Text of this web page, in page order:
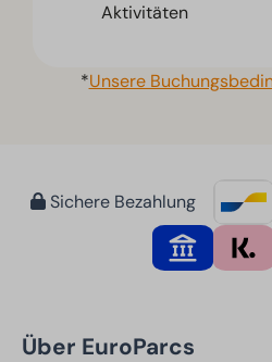
Aktivitäten
*Unsere
Sichere Bezahlung
Über EuroParcs